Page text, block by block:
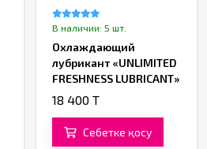
В наличии: 5 шт.
Охлаждающий
лубрикант «UNLIMITED
FRESHNESS LUBRICANT»
от «YESforLOV»
18 400 T
Себетке қосу